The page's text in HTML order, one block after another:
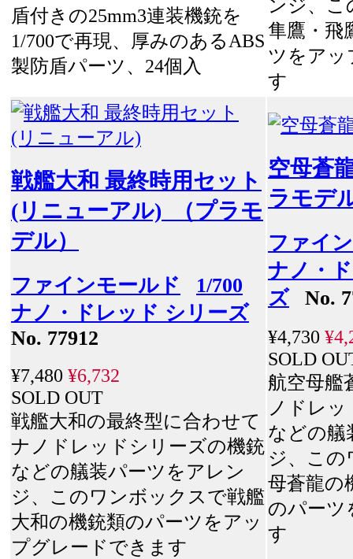
盾付きの25mm3連装機銃を
1/700で再現、厚みのあるABS
製防盾パーツ、24個入
ンジ、
隼鷹・飛
ツをアッ
す
戦艦大和 最終時用セット
(リニューアル) （プラモ
デル）
ファインモールド
1/700
ナノ・ドレッド シリーズ
No. 77912
¥7,480 ¥6,732
SOLD OUT
戦艦大和の最終型に合わせて
ナノドレッドシリーズの機銃
などの艤装パーツをアレン
ジ、このワンボックスで戦艦
大和の機銃類のパーツをアッ
プグレードできます
空母蒼
ラモデ
ファイ
ナノ・
ズNo.
¥4,730
SOLD
航空母艦
ノドレ
などの艤
ジ、この
母蒼龍の
のパーツ
す